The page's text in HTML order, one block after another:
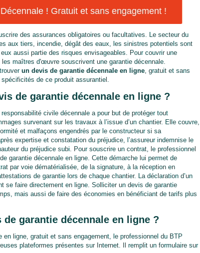
! Gratuit et sans engagement !
des assurances obligatoires ou facultatives. Le secteur du
aux tiers, incendie, dégât des eaux, les sinistres potentiels sont
aussi partie des risques envisageables. Pour couvrir une
les maîtres d'œuvre souscrivent une garantie décennale.
un devis de garantie décennale en ligne, gratuit et sans
de ce produit assurantiel.
de garantie décennale en ligne ?
civile décennale a pour but de protéger tout
survenant sur les travaux à l’issue d’un chantier. Elle couvre,
et malfaçons engendrés par le constructeur si sa
expertise et constatation du préjudice, l’assureur indemnise le
du préjudice subi. Pour souscrire un contrat, le professionnel
garantie décennale en ligne. Cette démarche lui permet de
par voie dématérialisée, de la signature, à la réception en
de garantie lors de chaque chantier. La déclaration d’un
se faire directement en ligne. Solliciter un devis de garantie
mais aussi de faire des économies en bénéficiant de tarifs plus
garantie décennale en ligne ?
en ligne, gratuit et sans engagement, le professionnel du BTP
plateformes présentes sur Internet. Il remplit un formulaire sur